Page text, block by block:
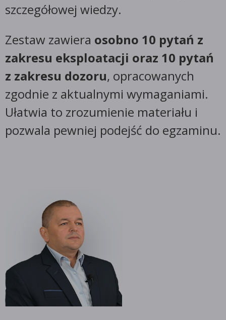
szczegółowej wiedzy.
Zestaw zawiera osobno 10 pytań z
zakresu eksploatacji oraz 10 pytań
z zakresu dozoru, opracowanych
zgodnie z aktualnymi wymaganiami.
Ułatwia to zrozumienie materiału i
pozwala pewniej podejść do egzaminu.